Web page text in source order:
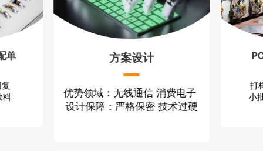
单
料
方案设计
优势领域：无线通信 消费电子
设计保障：严格保密 技术过硬
打
小